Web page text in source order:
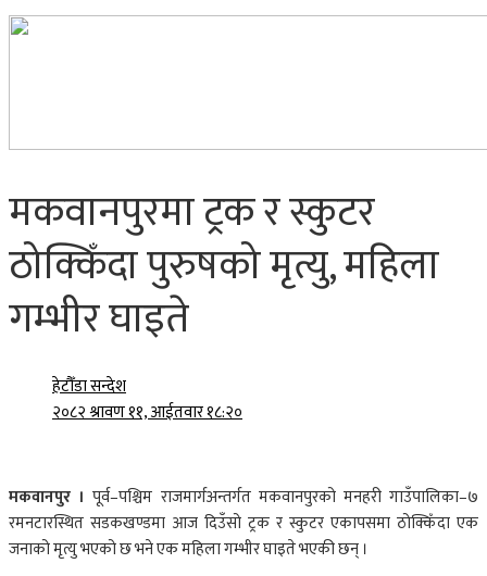
मकवानपुरमा ट्रक र स्कुटर
ठोक्किँदा पुरुषको मृत्यु, महिला
गम्भीर घाइते
हेटौँडा सन्देश
२०८२ श्रावण ११, आईतवार १८:२०
मकवानपुर । पूर्व–पश्चिम राजमार्गअन्तर्गत मकवानपुरको मनहरी गाउँपालिका–७
रमनटारस्थित सडकखण्डमा आज दिउँसो ट्रक र स्कुटर एकापसमा ठोक्किँदा एक
जनाको मृत्यु भएको छ भने एक महिला गम्भीर घाइते भएकी छन् ।